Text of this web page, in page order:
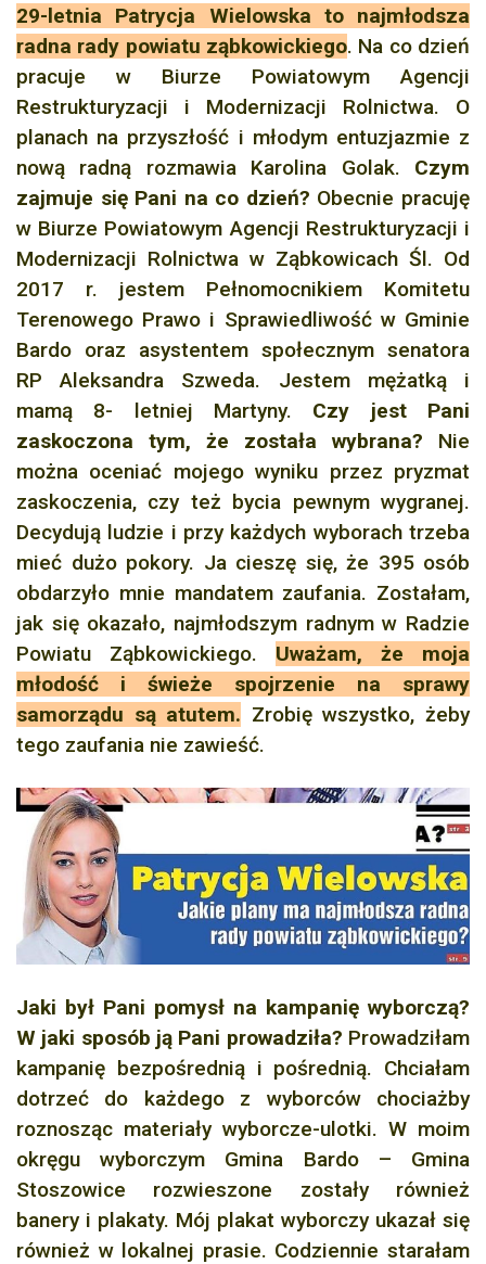
29-letnia Patrycja Wielowska to najmłodsza
radna rady powiatu ząbkowickiego. Na co dzień
pracuje w Biurze Powiatowym Agencji
Restrukturyzacji i Modernizacji Rolnictwa. O
planach na przyszłość i młodym entuzjazmie z
nową radną rozmawia Karolina Golak. Czym
zajmuje się Pani na co dzień? Obecnie pracuję
w Biurze Powiatowym Agencji Restrukturyzacji i
Modernizacji Rolnictwa w Ząbkowicach Śl. Od
2017 r. jestem Pełnomocnikiem Komitetu
Terenowego Prawo i Sprawiedliwość w Gminie
Bardo oraz asystentem społecznym senatora
RP Aleksandra Szweda. Jestem mężatką i
mamą 8- letniej Martyny. Czy jest Pani
zaskoczona tym, że została wybrana? Nie
można oceniać mojego wyniku przez pryzmat
zaskoczenia, czy też bycia pewnym wygranej.
Decydują ludzie i przy każdych wyborach trzeba
mieć dużo pokory. Ja cieszę się, że 395 osób
obdarzyło mnie mandatem zaufania. Zostałam,
jak się okazało, najmłodszym radnym w Radzie
Powiatu Ząbkowickiego. Uważam, że moja
młodość i świeże spojrzenie na sprawy
samorządu są atutem. Zrobię wszystko, żeby
tego zaufania nie zawieść.
Jaki był Pani pomysł na kampanię wyborczą?
W jaki sposób ją Pani prowadziła? Prowadziłam
kampanię bezpośrednią i pośrednią. Chciałam
dotrzeć do każdego z wyborców chociażby
roznosząc materiały wyborcze-ulotki. W moim
okręgu wyborczym Gmina Bardo – Gmina
Stoszowice rozwieszone zostały również
banery i plakaty. Mój plakat wyborczy ukazał się
również w lokalnej prasie. Codziennie starałam